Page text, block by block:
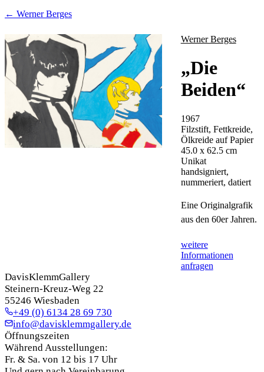
← Werner Berges
Werner Berges
„Die
Beiden“
1967
Filzstift, Fettkreide,
Ölkreide auf Papier
45.0 x 62.5 cm
Unikat
handsigniert,
nummeriert, datiert
Eine Originalgrafik
aus den 60er Jahren.
weitere
Informationen
anfragen
DavisKlemmGallery
Steinern-Kreuz-Weg 22
55246 Wiesbaden
+49 (0) 6134 28 69 730
info@davisklemmgallery.de
Öffnungszeiten
Während Ausstellungen:
Fr. & Sa. von 12 bis 17 Uhr